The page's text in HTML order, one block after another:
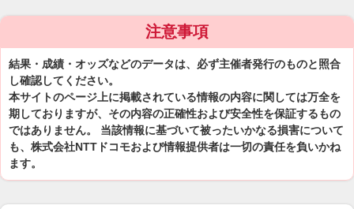
注意事項
結果・成績・オッズなどのデータは、必ず主催者発行のものと照合
し確認してください。
本サイトのページ上に掲載されている情報の内容に関しては万全を
期しておりますが、その内容の正確性および安全性を保証するもの
ではありません。 当該情報に基づいて被ったいかなる損害について
も、株式会社NTTドコモおよび情報提供者は一切の責任を負いかね
ます。